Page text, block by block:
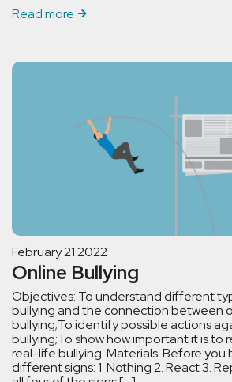
Read more
February 21 2022
Online Bullying
Objectives: To understand different
bullying and the connection between
bullying;To identify possible actions
bullying;To show how important it is to
real-life bullying. Materials: Before you
different signs: 1. Nothing 2. React 3.